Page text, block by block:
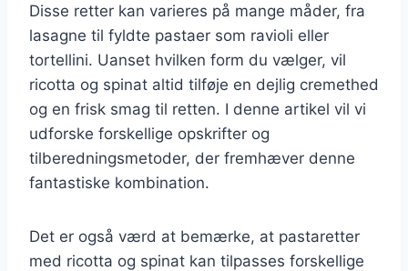
Disse retter kan varieres på mange måder, fra
lasagne til fyldte pastaer som ravioli eller
tortellini. Uanset hvilken form du vælger, vil
ricotta og spinat altid tilføje en dejlig cremethed
og en frisk smag til retten. I denne artikel vil vi
udforske forskellige opskrifter og
tilberedningsmetoder, der fremhæver denne
fantastiske kombination.
Det er også værd at bemærke, at pastaretter
med ricotta og spinat kan tilpasses forskellige